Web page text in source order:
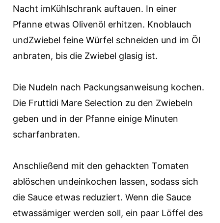
Nacht imKühlschrank auftauen. In einer
Pfanne etwas Olivenöl erhitzen. Knoblauch
undZwiebel feine Würfel schneiden und im Öl
anbraten, bis die Zwiebel glasig ist.
Die Nudeln nach Packungsanweisung kochen.
Die Fruttidi Mare Selection zu den Zwiebeln
geben und in der Pfanne einige Minuten
scharfanbraten.
Anschließend mit den gehackten Tomaten
ablöschen undeinkochen lassen, sodass sich
die Sauce etwas reduziert. Wenn die Sauce
etwassämiger werden soll, ein paar Löffel des